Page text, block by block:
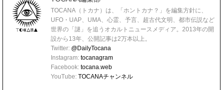
TOCANA（トカナ）は、「ホントカナ？」を編集方針に、
UFO・UAP、UMA、心霊、予言、超古代文明、都市伝説など
世界の「謎」を追うオカルトニュースメディア。2013年の開
設から13年、公開記事は2万本以上。
Twitter: @DailyTocana
Instagram: tocanagram
Facebook: tocana.web
YouTube: TOCANAチャンネル